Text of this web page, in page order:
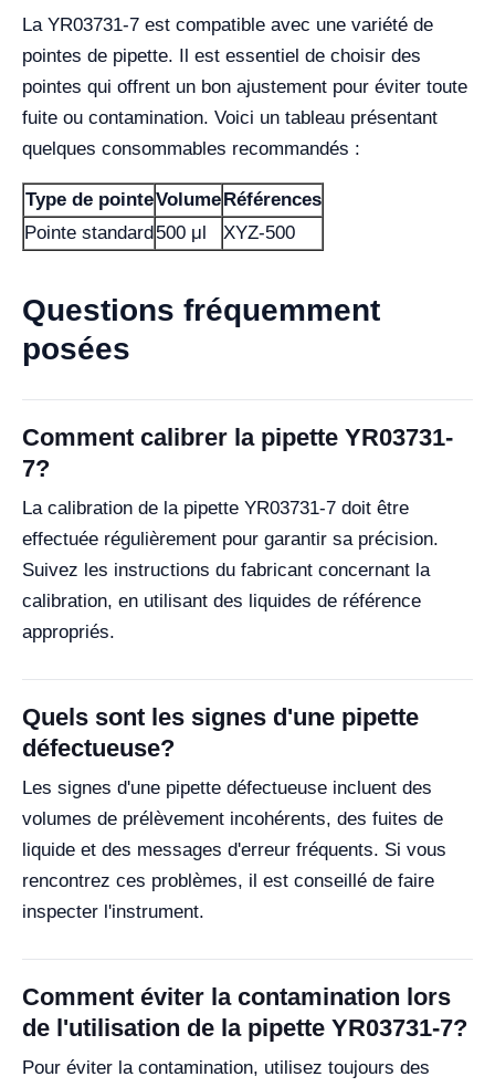
La YR03731-7 est compatible avec une variété de
pointes de pipette. Il est essentiel de choisir des
pointes qui offrent un bon ajustement pour éviter toute
fuite ou contamination. Voici un tableau présentant
quelques consommables recommandés :
Type de pointeVolumeRéférences
Pointe standard500 μl XYZ-500
Questions fréquemment
posées
Comment calibrer la pipette YR03731-
7?
La calibration de la pipette YR03731-7 doit être
effectuée régulièrement pour garantir sa précision.
Suivez les instructions du fabricant concernant la
calibration, en utilisant des liquides de référence
appropriés.
Quels sont les signes d'une pipette
défectueuse?
Les signes d'une pipette défectueuse incluent des
volumes de prélèvement incohérents, des fuites de
liquide et des messages d'erreur fréquents. Si vous
rencontrez ces problèmes, il est conseillé de faire
inspecter l'instrument.
Comment éviter la contamination lors
de l'utilisation de la pipette YR03731-7?
Pour éviter la contamination, utilisez toujours des